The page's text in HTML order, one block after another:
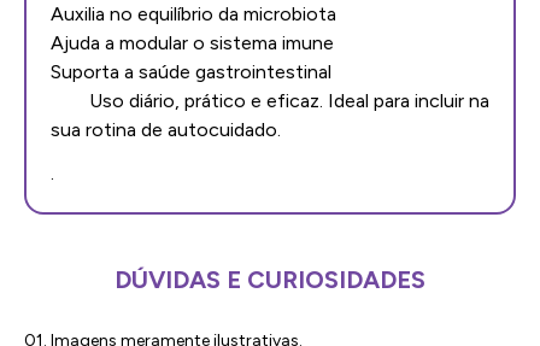
Auxilia no equilíbrio da microbiota
Ajuda a modular o sistema imune
Suporta a saúde gastrointestinal
Uso diário, prático e eficaz. Ideal para incluir na
sua rotina de autocuidado.
.
DÚVIDAS E CURIOSIDADES
01. Imagens meramente ilustrativas.